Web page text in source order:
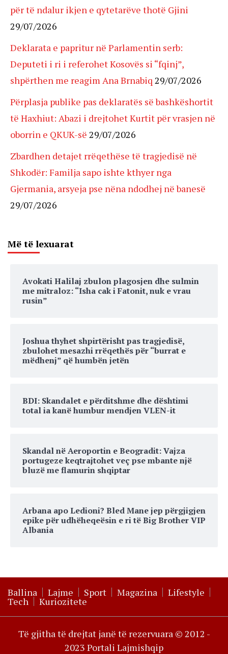
për të ndalur ikjen e qytetarëve thotë Gjini
29/07/2026
Deklarata e papritur në Parlamentin serb:
Deputeti i ri i referohet Kosovës si “fqinj”,
shpërthen me reagim Ana Brnabiq 29/07/2026
Përplasja publike pas deklaratës së bashkëshortit
të Haxhiut: Abazi i drejtohet Kurtit për vrasjen në
oborrin e QKUK-së 29/07/2026
Zbardhen detajet rrëqethëse të tragjedisë në
Shkodër: Familja sapo ishte kthyer nga
Gjermania, arsyeja pse nëna ndodhej në banesë
29/07/2026
Më të lexuarat
Avokati Halilaj zbulon plagosjen dhe sulmin
me mitraloz: “Isha cak i Fatonit, nuk e vrau
rusin”
Joshua thyhet shpirtërisht pas tragjedisë,
zbulohet mesazhi rrëqethës për “burrat e
mëdhenj” që humbën jetën
BDI: Skandalet e përditshme dhe dështimi
total ia kanë humbur mendjen VLEN-it
Skandal në Aeroportin e Beogradit: Vajza
portugeze keqtrajtohet veç pse mbante një
bluzë me flamurin shqiptar
Arbana apo Ledioni? Bled Mane jep përgjigjen
epike për udhëheqeësin e ri të Big Brother VIP
Albania
Ballina Lajme Sport Magazina Lifestyle
Tech Kuriozitete
Të gjitha të drejtat janë të rezervuara © 2012 -
2023 Portali Lajmishqip